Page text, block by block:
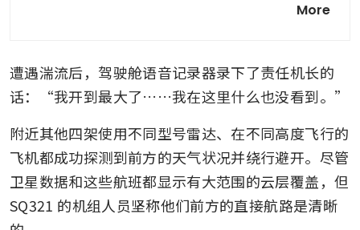
Australian dance teacher on
board SQ321 left paralysed
from chest down
Less than 5 seconds of extreme
changes in G-force wrought
havoc on crew, passengers of
SQ321
More
遭遇湍流后，驾驶舱语音记录器录下了责任机长的
话：“我开到最大了……我在这里什么也没看到。”
附近其他四架使用不同型号雷达、在不同高度飞行的
飞机都成功探测到前方的天气状况并绕行避开。尽管
卫星数据和这些航班都显示有大范围的云层覆盖，但
SQ321 的机组人员坚称他们前方的直接航路是清晰